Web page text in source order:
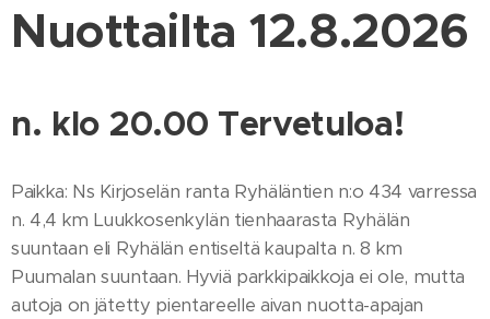
Nuottailta 12.8.2026
n. klo 20.00 Tervetuloa!
Paikka: Ns Kirjoselän ranta Ryhäläntien n:o 434 varressa
n. 4,4 km Luukkosenkylän tienhaarasta Ryhälän
suuntaan eli Ryhälän entiseltä kaupalta n. 8 km
Puumalan suuntaan. Hyviä parkkipaikkoja ei ole, mutta
autoja on jätetty pientareelle aivan nuotta-apajan